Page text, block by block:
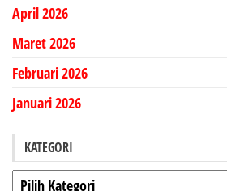
April 2026
Maret 2026
Februari 2026
Januari 2026
KATEGORI
Kategori